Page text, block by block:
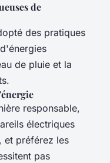
de
des pratiques
de pluie et la
responsable,
électriques
et préférez les
pas